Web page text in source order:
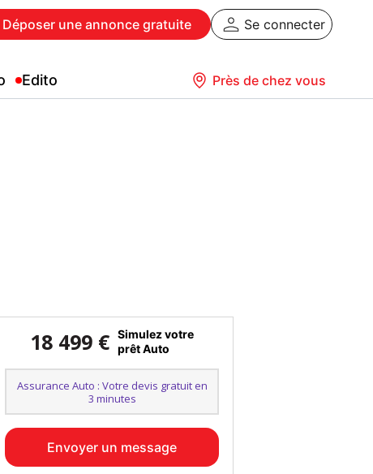
Déposer une annonce gratuite Se connecter
Edito Près de chez vous
18 499 € Simulez votre
prêt Auto
Assurance Auto : Votre devis gratuit en
3 minutes
Envoyer un message